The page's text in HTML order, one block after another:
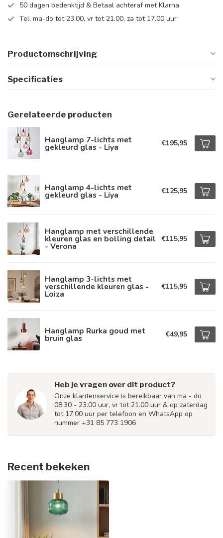
50 dagen bedenktijd & Betaal achteraf met Klarna
Tel: ma-do tot 23.00, vr tot 21.00, za tot 17.00 uur
Productomschrijving
Specificaties
Gerelateerde producten
Hanglamp 7-lichts met
gekleurd glas - Liya €195,95
Hanglamp 4-lichts met
gekleurd glas - Liya €125,95
Hanglamp met verschillende
kleuren glas en bolling detail
- Verona
€115,95
Hanglamp 3-lichts met
verschillende kleuren glas -
Loiza
€115,95
Hanglamp Rurka goud met
bruin glas €49,95
Heb je vragen over dit product?
Onze klantenservice is bereikbaar van ma - do
08.30 - 23.00 uur, vr tot 21.00 uur & op zaterdag
tot 17.00 uur per telefoon en WhatsApp op
nummer +31 85 773 1906
Recent bekeken